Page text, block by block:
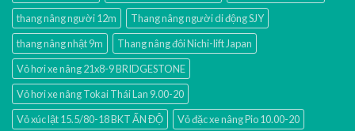
thang nâng người 12m
Thang nâng người di động SJY
thang nâng nhật 9m
Thang nâng đôi Nichi-lift Japan
Vỏ hơi xe nâng 21x8-9 BRIDGESTONE
Vỏ hơi xe nâng Tokai Thái Lan 9.00-20
Vỏ xúc lật 15.5/80-18 BKT ẤN ĐỘ
Vỏ đặc xe nâng Pio 10.00-20